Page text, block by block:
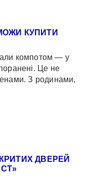
КУПИТИ
компотом — у
Це не
З родинами,
ДВЕРЕЙ